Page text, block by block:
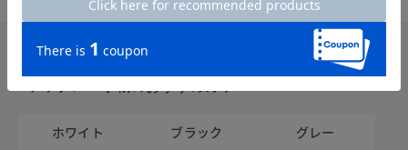
ソックス・小物のおすすめカラー
ホワイト ブラック グレー